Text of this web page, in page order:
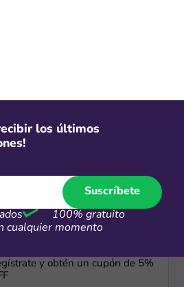
Interbank: Hasta 36 cuotas
y obtén un cupón de 5%
los últimos
Suscríbete
100% gratuito
cualquier momento